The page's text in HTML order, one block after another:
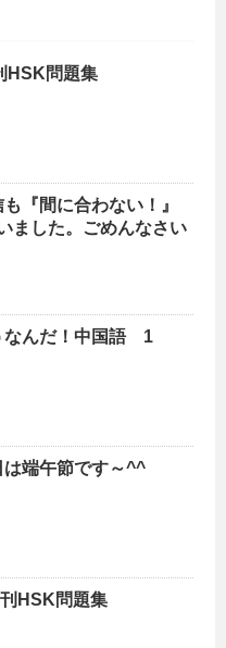
HSK問題集
『間に合わない！』
ました。ごめんなさい
なんだ！中国語 1
は端午節です～^^
HSK問題集